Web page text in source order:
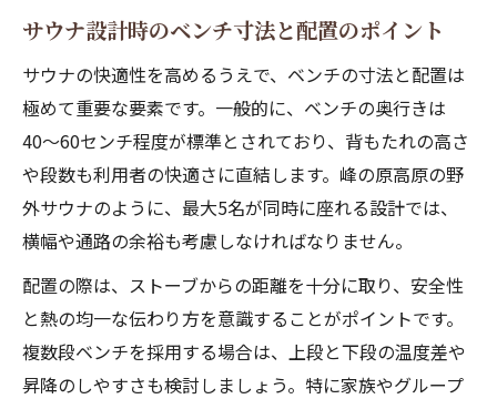
サウナ設計時のベンチ寸法と配置のポイント
サウナの快適性を高めるうえで、ベンチの寸法と配置は
極めて重要な要素です。一般的に、ベンチの奥行きは
40〜60センチ程度が標準とされており、背もたれの高さ
や段数も利用者の快適さに直結します。峰の原高原の野
外サウナのように、最大5名が同時に座れる設計では、
横幅や通路の余裕も考慮しなければなりません。
配置の際は、ストーブからの距離を十分に取り、安全性
と熱の均一な伝わり方を意識することがポイントです。
複数段ベンチを採用する場合は、上段と下段の温度差や
昇降のしやすさも検討しましょう。特に家族やグループ